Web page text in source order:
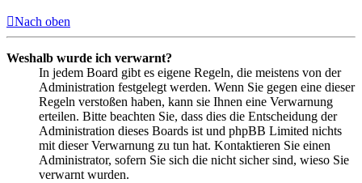
Nach oben
Weshalb wurde ich verwarnt?
In jedem Board gibt es eigene Regeln, die meistens von der
Administration festgelegt werden. Wenn Sie gegen eine dieser
Regeln verstoßen haben, kann sie Ihnen eine Verwarnung
erteilen. Bitte beachten Sie, dass dies die Entscheidung der
Administration dieses Boards ist und phpBB Limited nichts
mit dieser Verwarnung zu tun hat. Kontaktieren Sie einen
Administrator, sofern Sie sich die nicht sicher sind, wieso Sie
verwarnt wurden.